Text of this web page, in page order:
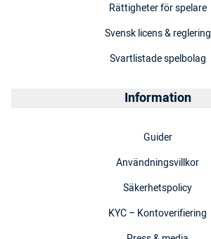
Rättigheter för spelare
Svensk licens & reglering
Svartlistade spelbolag
Information
Guider
Användningsvillkor
Säkerhetspolicy
KYC – Kontoverifiering